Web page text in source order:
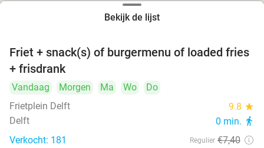
food
food
Bekijk de lijst
39%
Friet + snack(s) of burgermenu of loaded fries
+ frisdrank
Vandaag Morgen Ma Wo
Do
Frietplein Delft
9.8 star
Delft 0 min. directions_walk
Verkocht: 181 Regulier €7,40